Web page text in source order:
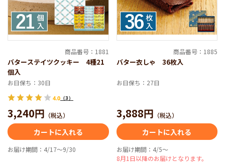
商品番号：1881
バターステイツクッキー 4種21
個入
お日保ち：30日
4.0 （3）
3,240円 （税込）
カートに入れる
お届け期間：4/17～9/30
商品番号：1885
バター衣しゃ 36枚入
お日保ち：27日
3,888円 （税込）
カートに入れる
お届け期間：4/5～
8月1日以降のお届けとなります。